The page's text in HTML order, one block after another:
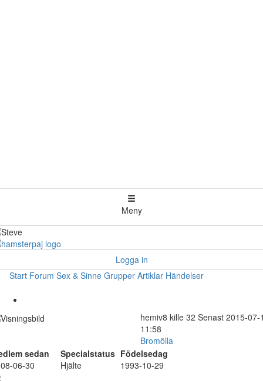
Meny
Logga in
Start Forum Sex & Sinne Grupper Artiklar Händelser
hemiv8 kille 32 Senast 2015-07-
11:58
Bromölla
sedan
Specialstatus Födelsedag
06-30
Hjälte 1993-10-29